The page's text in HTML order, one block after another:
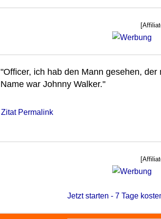
"Officer, ich hab den Mann gesehen,
Name war Johnny Walker."
Zitat Permalink
Jetzt starten - 7 Tage